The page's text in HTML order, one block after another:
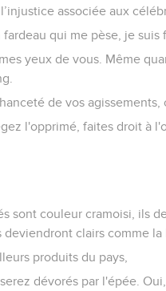
associée aux
qui me pèse, je suis
yeux de vous. Même
de vos agissements,
l'opprimé, faites droit à
sont couleur cramoisi, ils
clairs comme la
produits du pays,
dévorés par l'épée. Oui,